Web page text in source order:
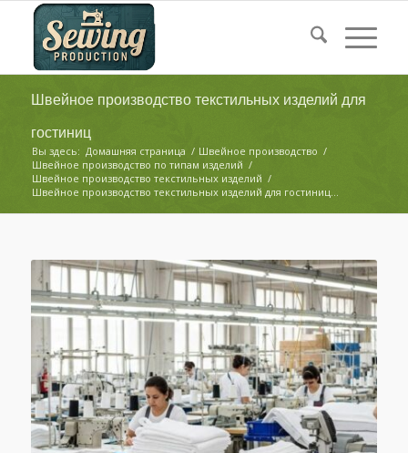
Швейное производство текстильных изделий для
гостиниц
Вы здесь: Домашняя страница / Швейное производство /
Швейное производство по типам изделий /
Швейное производство текстильных изделий /
Швейное производство текстильных изделий для гостиниц...